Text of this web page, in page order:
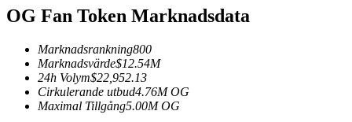
USDC Futures
OG Fan Token Marknadsdata
Marknadsrankning800
Marknadsvärde$12.54M
24h Volym$22,952.13
Cirkulerande utbud4.76M OG
Maximal Tillgång5.00M OG